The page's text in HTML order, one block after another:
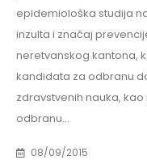
epidemiološka studija
inzulta i značaj
neretvanskog kantona,
kandidata za odbranu
zdravstvenih nauka,
odbranu...
08/09/2015